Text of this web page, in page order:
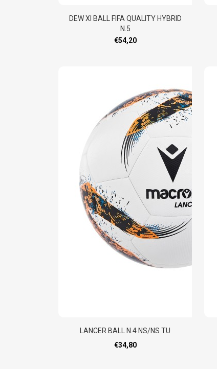
DEW XI BALL FIFA QUALITY HYBRID
N.5
€54,20
LANCER BALL N.4 NS/NS TU
€34,80